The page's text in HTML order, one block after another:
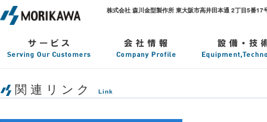
株式会社 森川金型製作所 東大阪市高井田本通 2丁目5番
関連リンク Link